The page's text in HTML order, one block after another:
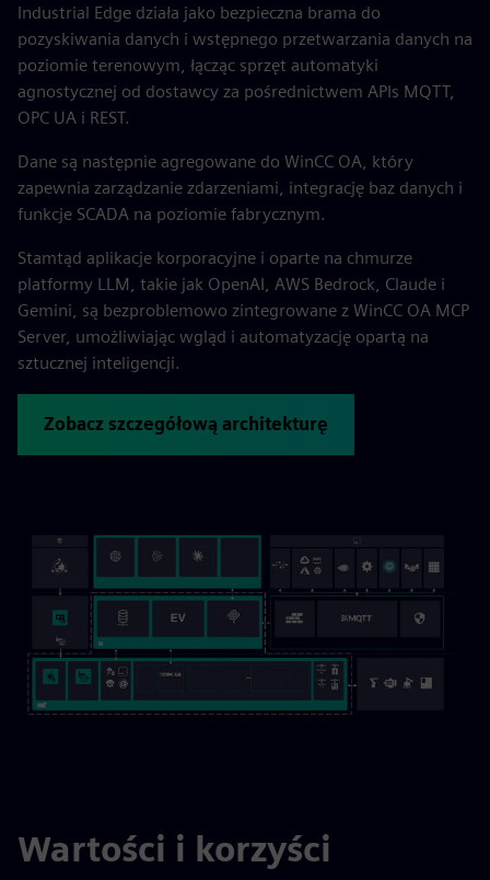
Industrial Edge działa jako bezpieczna brama do
pozyskiwania danych i wstępnego przetwarzania danych na
poziomie terenowym, łącząc sprzęt automatyki
agnostycznej od dostawcy za pośrednictwem APIs MQTT,
OPC UA i REST.
Dane są następnie agregowane do WinCC OA, który
zapewnia zarządzanie zdarzeniami, integrację baz danych i
funkcje SCADA na poziomie fabrycznym.
Stamtąd aplikacje korporacyjne i oparte na chmurze
platformy LLM, takie jak OpenAI, AWS Bedrock, Claude i
Gemini, są bezproblemowo zintegrowane z WinCC OA MCP
Server, umożliwiając wgląd i automatyzację opartą na
sztucznej inteligencji.
Zobacz szczegółową architekturę
Wartości i korzyści